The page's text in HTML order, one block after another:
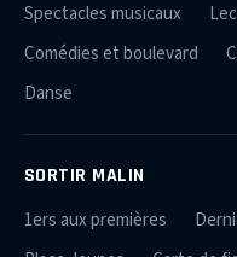
Spectacles musicaux
Comédies et boulevard
Danse
SORTIR MALIN
1ers aux premières